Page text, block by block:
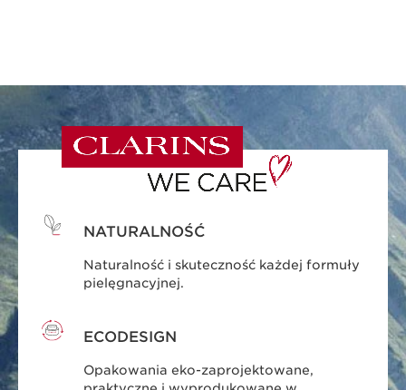
NATURALNOŚĆ
Naturalność i skuteczność każdej formuły
pielęgnacyjnej.
ECODESIGN
Opakowania eko-zaprojektowane,